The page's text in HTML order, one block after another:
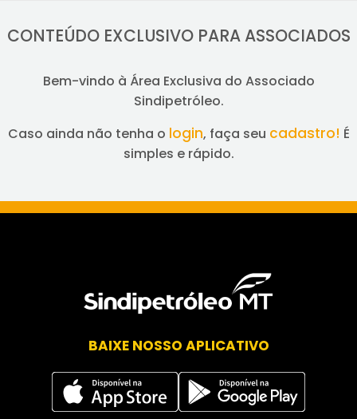
CONTEÚDO EXCLUSIVO PARA ASSOCIADOS
Bem-vindo à Área Exclusiva do Associado
Sindipetróleo.
Caso ainda não tenha o login, faça seu cadastro! É
simples e rápido.
BAIXE NOSSO APLICATIVO